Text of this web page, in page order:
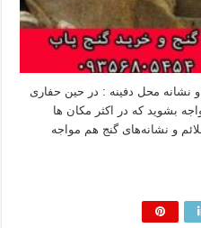
و نشانه‌ محل دفینه : در حین حفاری
بشوید که در اکثر مکان ها
و نشانه‌های گنج هم مواجه